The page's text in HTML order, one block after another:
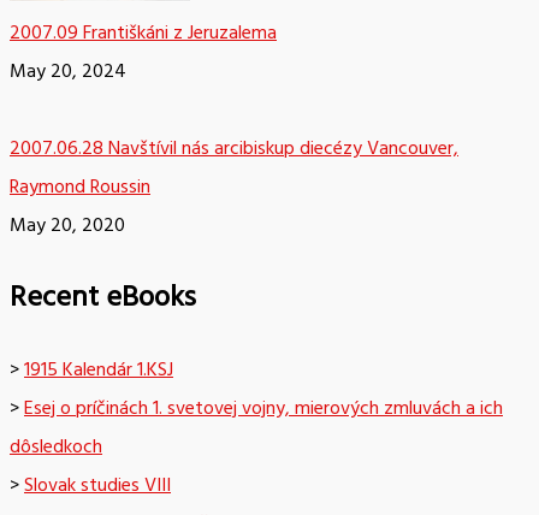
2007.09 Františkáni z Jeruzalema
May 20, 2024
2007.06.28 Navštívil nás arcibiskup diecézy Vancouver,
Raymond Roussin
May 20, 2020
Recent eBooks
>1915 Kalendár 1.KSJ
>Esej o príčinách 1. svetovej vojny, mierových zmluvách a ich
dôsledkoch
>Slovak studies VIII